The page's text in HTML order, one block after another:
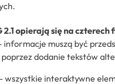
2.1 opierają się na czterech
informacje muszą być
dodanie tekstów
- wszystkie interaktywne